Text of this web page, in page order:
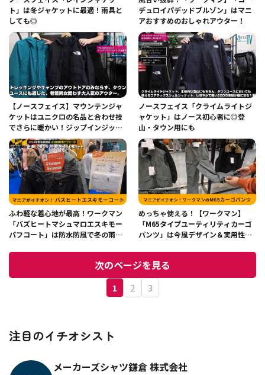
ト」は冬ジャケットに最適！雨具と
しても◎
デュロイパデッドブルゾン」はマニ
アおすすめのおしゃれアウター！
【ノースフェイス】マウンテンジャ
ケットはユニクロの名品と合わせ技
でさらに暖かい！ジップインジップ
をフル活用【2025】
ノースフェイス「クライムライトジ
ャケット」はノース初心者に◎登
山・タウン用にも
ふわ軽な着心地が最高！ワークマン
「バズヒートマシュマロエスキモー
パフコート」は防水防風で冬の雨も
めっちゃ使える！【ワークマン】
「M65タイプユーティリティカーゴ
パンツ」は今風デザイン＆実用性が
次のページを見る
1 2 3
注目のイチオシスト
メーカーズシャツ鎌倉 株式会社